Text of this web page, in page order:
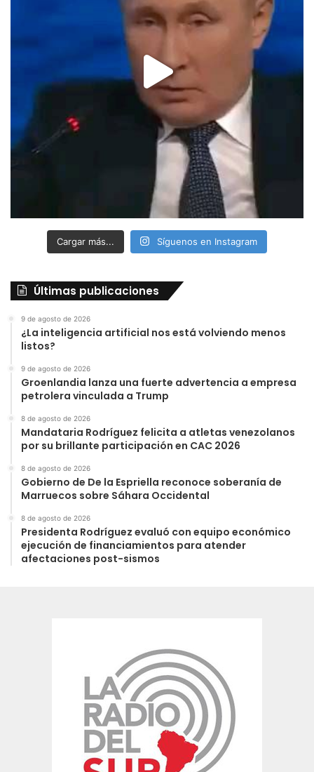
Cargar más... Síguenos en Instagram
Últimas publicaciones
9 de agosto de 2026
¿La inteligencia artificial nos está volviendo menos
listos?
9 de agosto de 2026
Groenlandia lanza una fuerte advertencia a empresa
petrolera vinculada a Trump
8 de agosto de 2026
Mandataria Rodríguez felicita a atletas venezolanos
por su brillante participación en CAC 2026
8 de agosto de 2026
Gobierno de De la Espriella reconoce soberanía de
Marruecos sobre Sáhara Occidental
8 de agosto de 2026
Presidenta Rodríguez evaluó con equipo económico
ejecución de financiamientos para atender
afectaciones post-sismos